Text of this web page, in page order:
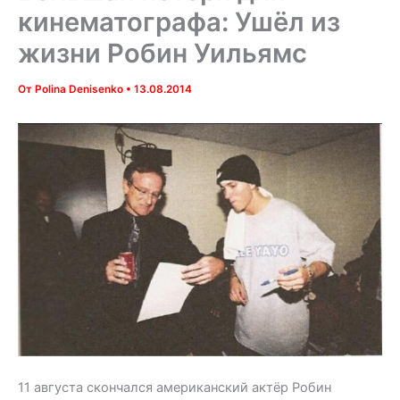
кинематографа: Ушёл из
жизни Робин Уильямс
От Polina Denisenko • 13.08.2014
11 августа скончался американский актёр Робин